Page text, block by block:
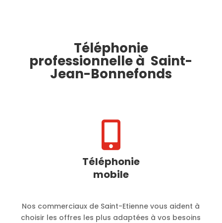
Téléphonie
professionnelle à Saint-
Jean-Bonnefonds

Téléphonie
mobile
Nos commerciaux de Saint-Etienne vous aident à
choisir les offres les plus adaptées à vos besoins